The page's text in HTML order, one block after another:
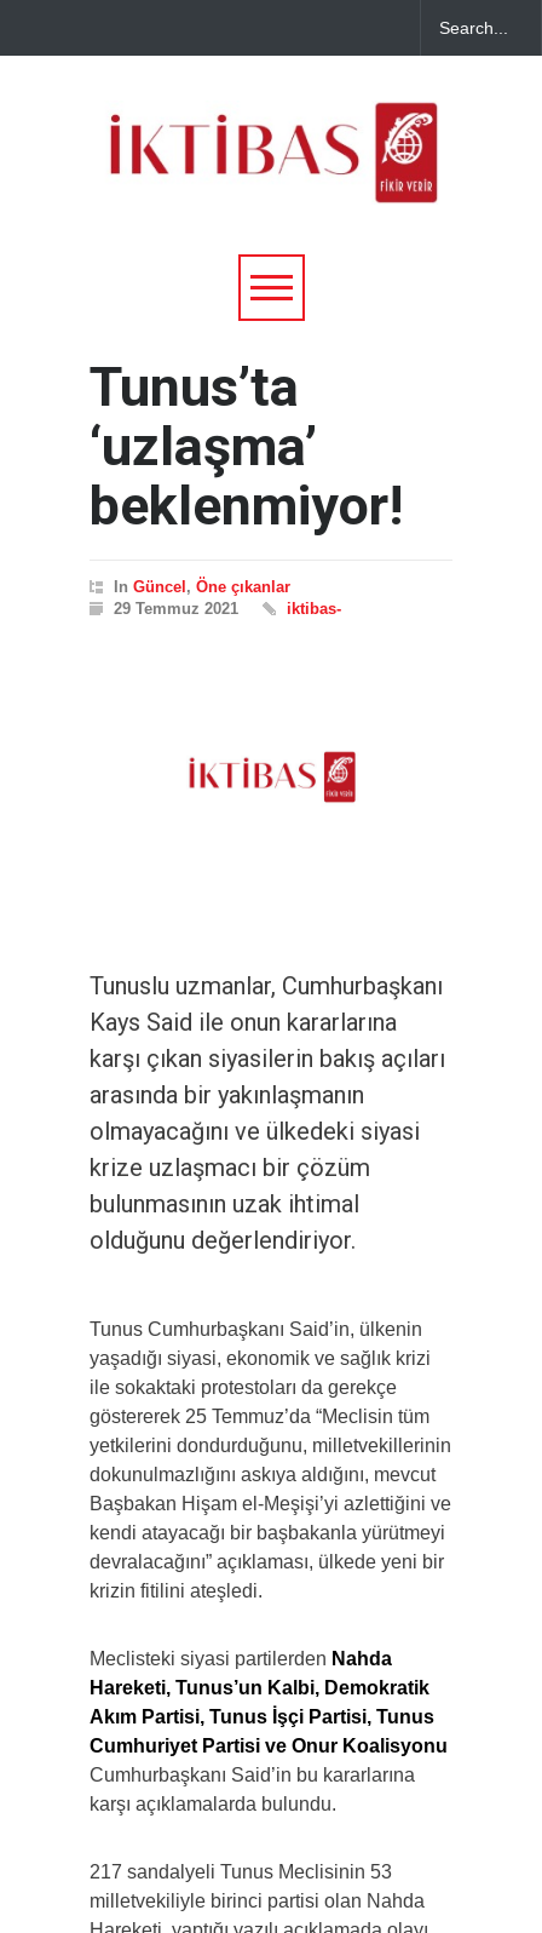
Tunus’ta
‘uzlaşma’
beklenmiyor!
In Güncel, Öne çıkanlar
29 Temmuz 2021
iktibas-
Tunuslu uzmanlar, Cumhurbaşkanı
Kays Said ile onun kararlarına
karşı çıkan siyasilerin bakış açıları
arasında bir yakınlaşmanın
olmayacağını ve ülkedeki siyasi
krize uzlaşmacı bir çözüm
bulunmasının uzak ihtimal
olduğunu değerlendiriyor.
Tunus Cumhurbaşkanı Said’in, ülkenin
yaşadığı siyasi, ekonomik ve sağlık krizi
ile sokaktaki protestoları da gerekçe
göstererek 25 Temmuz’da “Meclisin tüm
yetkilerini dondurduğunu, milletvekillerinin
dokunulmazlığını askıya aldığını, mevcut
Başbakan Hişam el-Meşişi’yi azlettiğini ve
kendi atayacağı bir başbakanla yürütmeyi
devralacağını” açıklaması, ülkede yeni bir
krizin fitilini ateşledi.
Meclisteki siyasi partilerden Nahda
Hareketi, Tunus’un Kalbi, Demokratik
Akım Partisi, Tunus İşçi Partisi, Tunus
Cumhuriyet Partisi ve Onur Koalisyonu
Cumhurbaşkanı Said’in bu kararlarına
karşı açıklamalarda bulundu.
217 sandalyeli Tunus Meclisinin 53
milletvekiliyle birinci partisi olan Nahda